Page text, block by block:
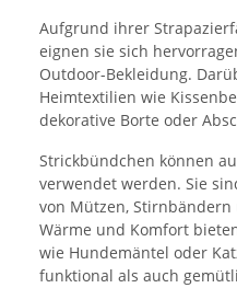
Aufgrund ihrer
eignen sie sich
Outdoor-Bekleidung.
Heimtextilien wie
dekorative Borte oder
Strickbündchen können
verwendet werden. Sie
von Mützen,
Wärme und Komfort
wie Hundemäntel oder
funktional als auch